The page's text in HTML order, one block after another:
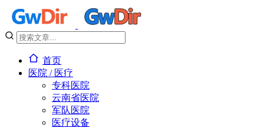
首页
医院 / 医疗
专科医院
云南省医院
军队医院
医疗设备